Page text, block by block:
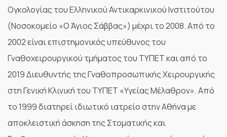
Ογκολογίας του Ελληνικού Αντικαρκινικού Ινστιτούτου
(Νοσοκομείο «Ο Άγιος Σάββας») μέχρι το 2008. Από το
2002 είναι επιστημονικός υπεύθυνος του
Γναθοχειρουργικού τμήματος του ΤΥΠΕΤ και από το
2019 Διευθυντής της Γναθοπροσωπικής Χειρουργικής
στη Γενική Κλινική του ΤΥΠΕΤ «Υγείας Μέλαθρον». Από
το 1999 διατηρεί ιδιωτικό ιατρείο στην Αθήνα με
αποκλειστική άσκηση της Στοματικής και